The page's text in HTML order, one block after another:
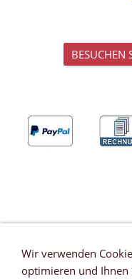
BESUCHEN
Wir verwenden
optimieren und Ihnen